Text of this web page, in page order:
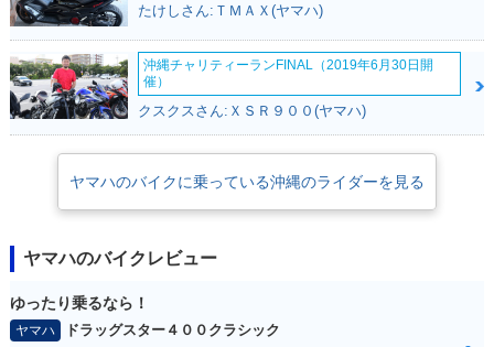
たけしさん:ＴＭＡＸ(ヤマハ)
沖縄チャリティーランFINAL（2019年6月30日開
催）
クスクスさん:ＸＳＲ９００(ヤマハ)
ヤマハのバイクに乗っている沖縄のライダーを見る
ヤマハのバイクレビュー
ゆったり乗るなら！
ヤマハ
ドラッグスター４００クラシック